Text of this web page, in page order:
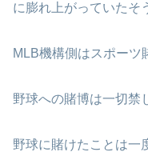
に膨れ上がっていたそ
MLB機構側はスポーツ
野球への賭博は一切禁
野球に賭けたことは一